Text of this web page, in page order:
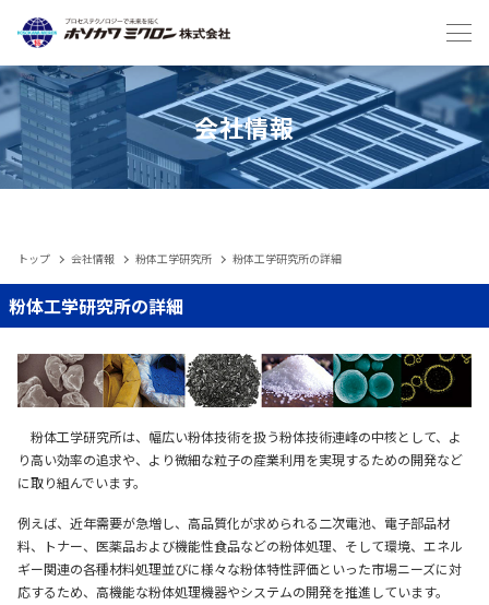
Japanese English
IIoT
製品
メンテナンスサービス・受託
マテリアル
ニュース
会社情報
トップ 会社情報 粉体工学研究所 粉体工学研究所の詳細
粉体工学研究所の詳細
粉体工学研究所は、幅広い粉体技術を扱う粉体技術連峰の中核として、よ
り高い効率の追求や、より微細な粒子の産業利用を実現するための開発など
に取り組んでいます。
例えば、近年需要が急増し、高品質化が求められる二次電池、電子部品材
料、トナー、医薬品および機能性食品などの粉体処理、そして環境、エネル
ギー関連の各種材料処理並びに様々な粉体特性評価といった市場ニーズに対
応するため、高機能な粉体処理機器やシステムの開発を推進しています。